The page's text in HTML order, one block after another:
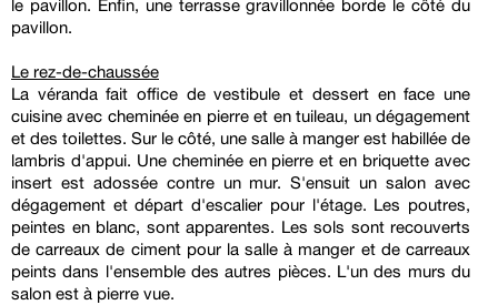
le pavillon. Enfin, une terrasse gravillonnée borde le côté du
pavillon.
Le rez-de-chaussée
La véranda fait office de vestibule et dessert en face une
cuisine avec cheminée en pierre et en tuileau, un dégagement
et des toilettes. Sur le côté, une salle à manger est habillée de
lambris d'appui. Une cheminée en pierre et en briquette avec
insert est adossée contre un mur. S'ensuit un salon avec
dégagement et départ d'escalier pour l'étage. Les poutres,
peintes en blanc, sont apparentes. Les sols sont recouverts
de carreaux de ciment pour la salle à manger et de carreaux
peints dans l'ensemble des autres pièces. L'un des murs du
salon est à pierre vue.